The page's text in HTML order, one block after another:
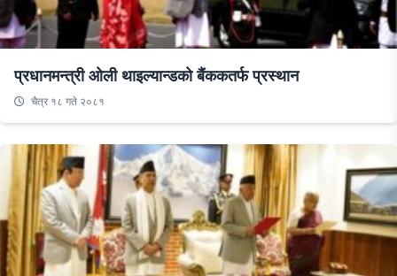
प्रधानमन्त्री ओली थाइल्यान्डको बैंककतर्फ प्रस्थान
चैत्र १८ गते २०८१